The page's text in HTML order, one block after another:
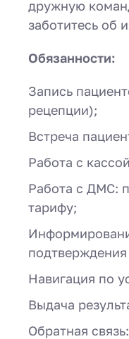
дружную
заботитесь об
Обязанности:
Запись
рецепции);
Встреча
Работа с
Работа с ДМС:
тарифу;
подтверждения
Навигация по
Выдача
Обратная